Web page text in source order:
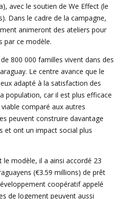
avec le soutien de We Effect (le
Dans le cadre de la campagne,
animeront des ateliers pour
par ce modèle.
800 000 familles vivent dans des
Le centre avance que le
adapté à la satisfaction des
population, car il est plus efficace
comparé aux autres
peuvent construire davantage
et ont un impact social plus
modèle, il a ainsi accordé 23
(€3.59 millions) de prêt
coopératif appelé
de logement peuvent aussi